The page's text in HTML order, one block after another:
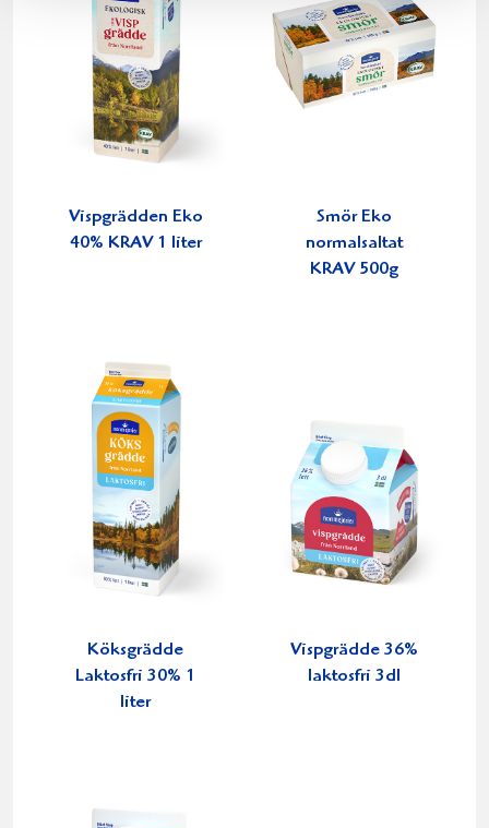
Vispgrädden Eko
40% KRAV 1 liter
Smör Eko
normalsaltat
KRAV 500g
Köksgrädde
Laktosfri 30% 1
liter
Vispgrädde 36%
laktosfri 3dl